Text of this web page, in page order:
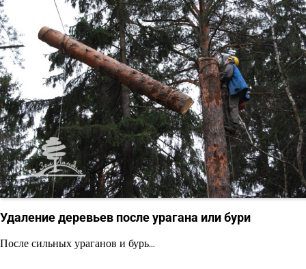
Удаление деревьев после урагана или бури
После сильных ураганов и бурь…